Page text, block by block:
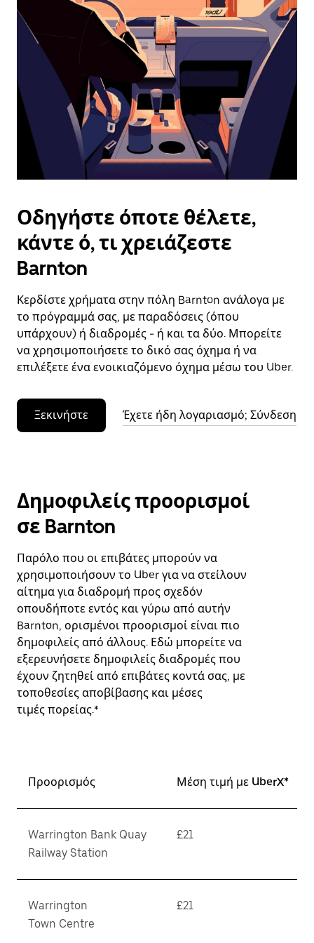
επιλέξετε
μια
ημερομηνία.
Πατήστε
πλήκτρο
escape
για
να
κλείσετε
ημερολόγιο.
Οδηγήστε όποτε θέλετε,
κάντε ό, τι χρειάζεστε
Barnton
Κερδίστε χρήματα στην πόλη Barnton ανάλογα με
το πρόγραμμά σας, με παραδόσεις (όπου
υπάρχουν) ή διαδρομές - ή και τα δύο. Μπορείτε
να χρησιμοποιήσετε το δικό σας όχημα ή να
επιλέξετε ένα ενοικιαζόμενο όχημα μέσω του Uber.
Ξεκινήστε Έχετε ήδη λογαριασμό; Σύνδεση
Δημοφιλείς προορισμοί
σε Barnton
Παρόλο που οι επιβάτες μπορούν να
χρησιμοποιήσουν το Uber για να στείλουν
αίτημα για διαδρομή προς σχεδόν
οπουδήποτε εντός και γύρω από αυτήν
Barnton, ορισμένοι προορισμοί είναι πιο
δημοφιλείς από άλλους. Εδώ μπορείτε να
εξερευνήσετε δημοφιλείς διαδρομές που
έχουν ζητηθεί από επιβάτες κοντά σας, με
τοποθεσίες αποβίβασης και μέσες
τιμές πορείας.*
Προορισμός Μέση τιμή με UberX*
Warrington Bank Quay
Railway Station
£21
Warrington
Town Centre
£21